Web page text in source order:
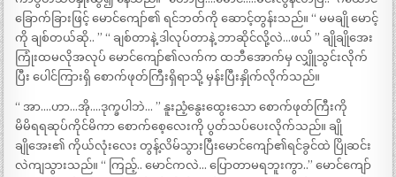
ခြောက်ခြားဖြင့် မောင်ကျော်၏ ရင်ဘတ်ကို ဆောင့်တွန်းသည်။ “ မမချို မောင့်
ကို ချစ်တယ်ဆို.. ” “ ချစ်တာနဲ့ ဒါလုပ်တာနဲ့ ဘာဆိုင်လို့လဲ…ဖယ် ” ချိုချိုအေး
ကြုံးထမလိုအလုပ် မောင်ကျော်၏လက်က ထဘီအောက်မှ လျှိူသွင်းလိုက်
ပြီး ပေါင်ကြားရှိ စောက်ဖုတ်ကြီးရှိရာသို့ မှန်းပြီးနှိုက်လိုက်သည်။
“ အာ….ဟာ…အို….ဒုက္ခပါဘဲ… ” နူးညံ့နွေးထွေးသော စောက်ဖုတ်ကြီးကို
မိမိရရဆုပ်ကိုင်မိကာ စောက်စေ့လေးကို ပွတ်သပ်ပေးလိုက်သည်။ ချို
ချိုအေး၏ ကိုယ်လုံးလေး တွန့်လိမ်သွားပြီးမောင်ကျော်၏ရင်ခွင်ထဲ ပြိုဆင်း
လဲကျသွားသည်။ “ ကြည့်.. မောင်ကလဲ… ပြောတာမရဘူးကွာ..” မောင်ကျော်